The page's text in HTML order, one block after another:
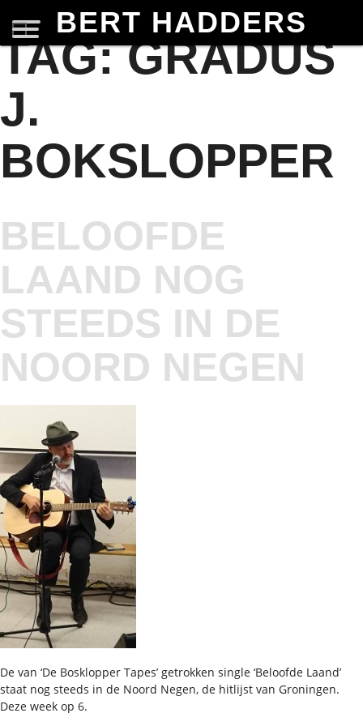
BERT HADDERS
TAG:GRADUS
J.
BOKSLOPPER
BELOOFDE
LAAND NOG
STEEDS IN DE
NOORD NEGEN
De van ‘De Bosklopper Tapes’ getrokken single ‘Beloofde Laand’
staat nog steeds in de Noord Negen, de hitlijst van Groningen.
Deze week op 6.